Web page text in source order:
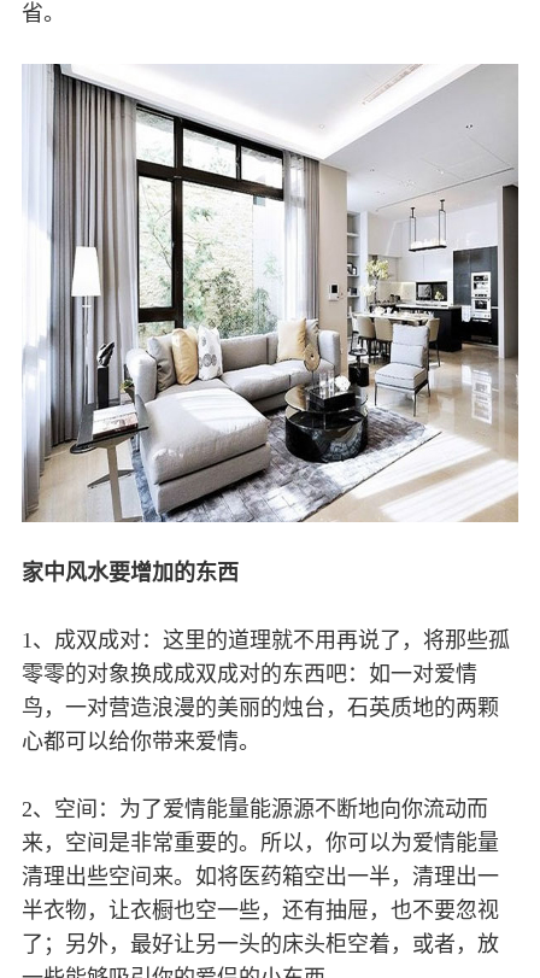
省。
家中风水要增加的东西
1、成双成对：这里的道理就不用再说了，将那些孤
零零的对象换成成双成对的东西吧：如一对爱情
鸟，一对营造浪漫的美丽的烛台，石英质地的两颗
心都可以给你带来爱情。
2、空间：为了爱情能量能源源不断地向你流动而
来，空间是非常重要的。所以，你可以为爱情能量
清理出些空间来。如将医药箱空出一半，清理出一
半衣物，让衣橱也空一些，还有抽屉，也不要忽视
了；另外，最好让另一头的床头柜空着，或者，放